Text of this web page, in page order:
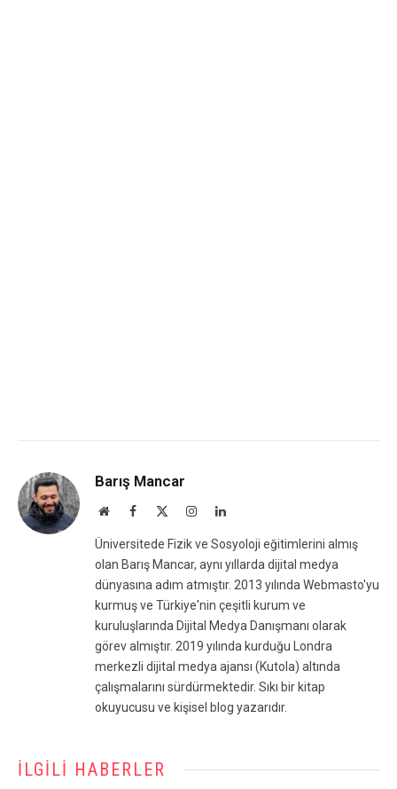
Barış Mancar
WebsiteFacebook InstagramLinkedIn
Üniversitede Fizik ve Sosyoloji eğitimlerini almış
olan Barış Mancar, aynı yıllarda dijital medya
dünyasına adım atmıştır. 2013 yılında Webmasto'yu
kurmuş ve Türkiye'nin çeşitli kurum ve
kuruluşlarında Dijital Medya Danışmanı olarak
görev almıştır. 2019 yılında kurduğu Londra
merkezli dijital medya ajansı (Kutola) altında
çalışmalarını sürdürmektedir. Sıkı bir kitap
okuyucusu ve kişisel blog yazarıdır.
İLGILI HABERLER